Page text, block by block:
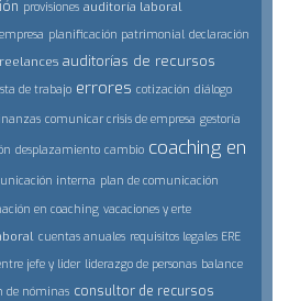
provisiones auditoría laboral
planificación patrimonial declaración
auditorías de recursos
de trabajo errores cotización diálogo
comunicar crisis de empresa gestoría
desplazamiento cambio coaching en
interna plan de comunicación
en coaching vacaciones y erte
cuentas anuales requisitos legales ERE
jefe y lider liderazgo de personas balance
de nóminas consultor de recursos